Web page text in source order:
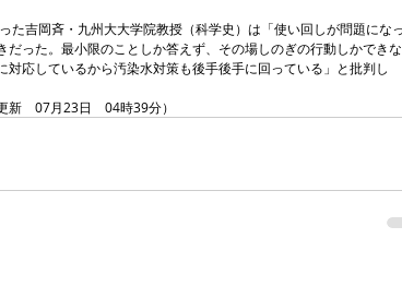
った。最小限のことしか答えず、その場しのぎの行動しかできな
応しているから汚染水対策も後手後手に回っている」と批判し
　07月23日　04時39分）